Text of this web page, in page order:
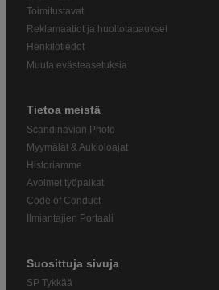
Toimitustavat
Reklamaatiot ja huoltotapaukset
Henkilötiedot
Muuta evästeasetuksia
Tietoa meistä
Scandinavian Photo
Myymälät & Aukioloajat
Historiamme
Avoimet työpaikat
Code of Conduct
Ilmiantajien Portaali
Suosittuja sivuja
SP Tykkää